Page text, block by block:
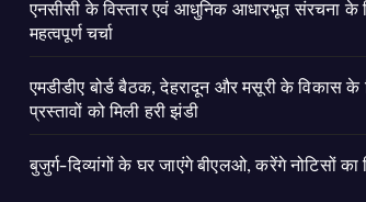
एनसीसी के विस्तार एवं आधुनिक आधारभूत संरचना के
महत्वपूर्ण चर्चा
एमडीडीए बोर्ड बैठक, देहरादून और मसूरी के विकास के
प्रस्तावों को मिली हरी झंडी
बुजुर्ग-दिव्यांगों के घर जाएंगे बीएलओ, करेंगे नोटिसों का